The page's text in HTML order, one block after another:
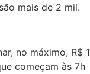
mais de 2 mil.
no máximo, R$ 1
começam às 7h